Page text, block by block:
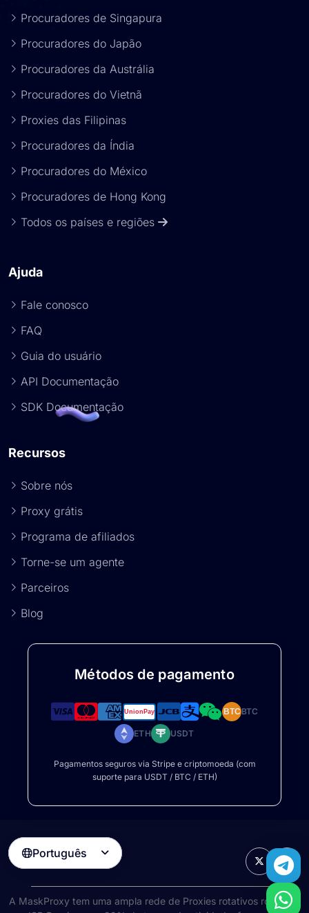
Procuradores de Singapura
Procuradores do Japão
Procuradores da Austrália
Procuradores do Vietnã
Proxies das Filipinas
Procuradores da Índia
Procuradores do México
Procuradores de Hong Kong
Todos os países e regiões
Ajuda
Fale conosco
FAQ
Guia do usuário
API Documentação
SDK Documentação
Recursos
Sobre nós
Proxy grátis
Programa de afiliados
Torne-se um agente
Parceiros
Blog
Métodos de pagamento
BTCBTC
ETH USDT
Pagamentos seguros via Stripe e criptomoeda (com
suporte para USDT / BTC / ETH)
Português 
A MaskProxy tem uma ampla rede de Proxies rotativos rotativos